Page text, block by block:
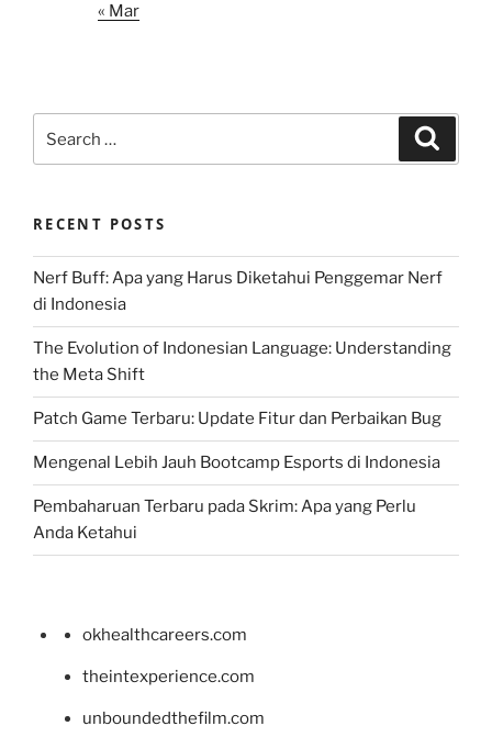
« Mar
for:
RECENT POSTS
Nerf Buff: Apa yang Harus Diketahui Penggemar Nerf
di Indonesia
The Evolution of Indonesian Language: Understanding
the Meta Shift
Patch Game Terbaru: Update Fitur dan Perbaikan Bug
Mengenal Lebih Jauh Bootcamp Esports di Indonesia
Pembaharuan Terbaru pada Skrim: Apa yang Perlu
Anda Ketahui
okhealthcareers.com
theintexperience.com
unboundedthefilm.com